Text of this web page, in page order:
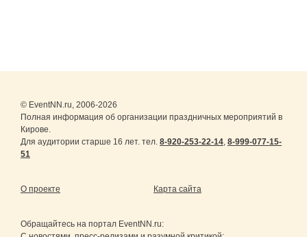
© EventNN.ru, 2006-2026
Полная информация об организации праздничных мероприятий в
Кирове.
Для аудитории старше 16 лет. тел. 8-920-253-22-14, 8-999-077-15-
51
О проекте Карта сайта
Обращайтесь на портал EventNN.ru: